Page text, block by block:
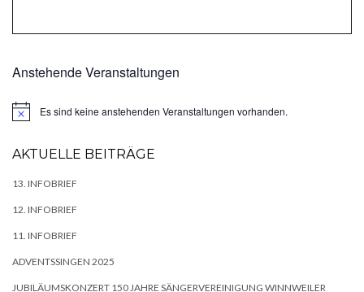
Anstehende Veranstaltungen
HinweisEs sind keine anstehenden Veranstaltungen vorhanden.
AKTUELLE BEITRÄGE
13. INFOBRIEF
12. INFOBRIEF
11. INFOBRIEF
ADVENTSSINGEN 2025
JUBILÄUMSKONZERT 150 JAHRE SÄNGERVEREINIGUNG WINNWEILER